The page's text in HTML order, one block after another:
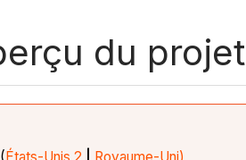
du projet